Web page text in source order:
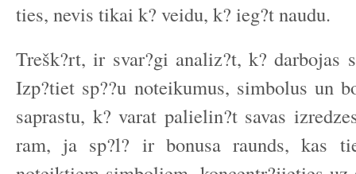
ties, nevis tikai k? veidu, k? ieg?t naudu.
Trešk?rt, ir svar?gi analiz?t, k? darbojas
Izp?tiet sp??u noteikumus, simbolus un
saprastu, k? varat palielin?t savas
ram, ja sp?l? ir bonusa raunds, kas